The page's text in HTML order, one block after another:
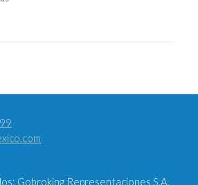
Gobroking Representaciones S.A.